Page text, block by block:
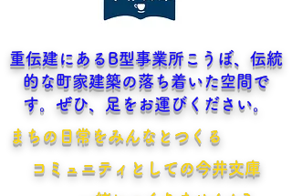
​重伝建にあるB型事業所こうぼ、伝統
的な町家建築の落ち着いた空間で
す。ぜひ、足をお運びください。
​まちの日常をみんなとつくる
​コミュニティとしての今井文庫